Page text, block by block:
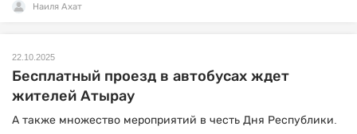
Наиля Ахат
22.10.2025
Бесплатный проезд в автобусах ждет
жителей Атырау
А также множество мероприятий в честь Дня Республики.